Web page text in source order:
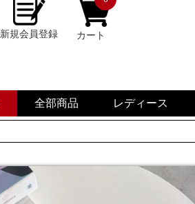
新規会員登録 カート
全部商品 レディース